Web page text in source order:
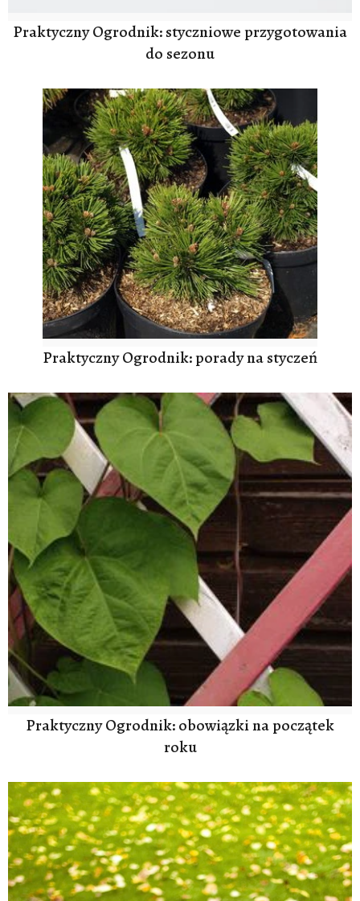
Praktyczny Ogrodnik: styczniowe przygotowania
do sezonu
Praktyczny Ogrodnik: porady na styczeń
Praktyczny Ogrodnik: obowiązki na początek
roku